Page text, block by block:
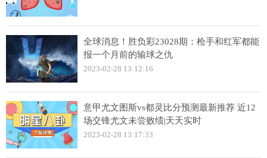
全球消息！胜负彩23028期：枪手和红军都能
报一个月前的输球之仇
2023-02-28 13:12:16
意甲尤文图斯vs都灵比分预测最新推荐 近12
场交锋尤文未尝败绩|天天实时
2023-02-28 13:17:33